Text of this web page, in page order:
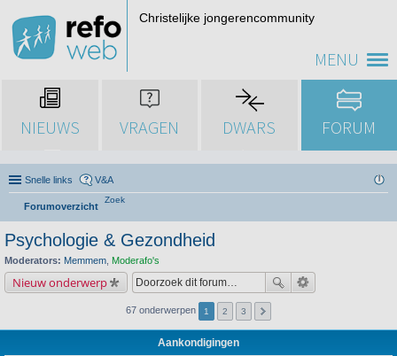
MENU
Christelijke jongerencommunity
NIEUWS VRAGEN DWARS FORUM
Snelle links V&A
Forumoverzicht
Zoek
Psychologie & Gezondheid
Moderators: Memmem Moderafo's
Nieuw onderwerp
67 onderwerpen 1 2 3
Aankondigingen